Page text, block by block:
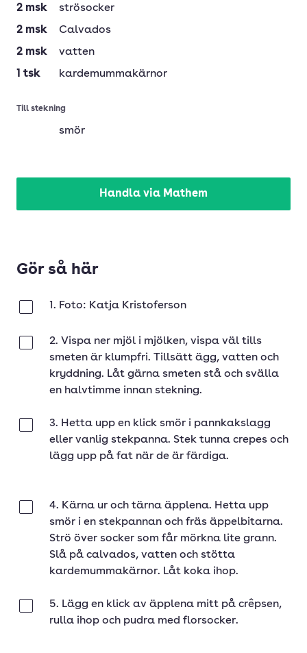
2 msk
strösocker
2 msk
Calvados
2 msk
vatten
1 tsk kardemummakärnor
Till stekning
smör
Handla via Mathem
Gör så här
1. Foto: Katja Kristoferson
2. Vispa ner mjöl i mjölken, vispa väl tills
smeten är klumpfri. Tillsätt ägg, vatten och
kryddning. Låt gärna smeten stå och svälla
en halvtimme innan stekning.
3. Hetta upp en klick smör i pannkakslagg
eller vanlig stekpanna. Stek tunna crepes och
lägg upp på fat när de är färdiga.
4. Kärna ur och tärna äpplena. Hetta upp
smör i en stekpannan och fräs äppelbitarna.
Strö över socker som får mörkna lite grann.
Slå på calvados, vatten och stötta
kardemummakärnor. Låt koka ihop.
5. Lägg en klick av äpplena mitt på crêpsen,
rulla ihop och pudra med florsocker.